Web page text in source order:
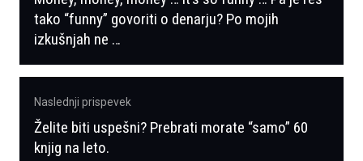
post:
tako “funny” govoriti o denarju? Po mojih
izkušnjah ne …
Naslednji prispevek
Naslednji
prispevek:
Želite biti uspešni? Prebrati morate “samo” 60
knjig na leto.